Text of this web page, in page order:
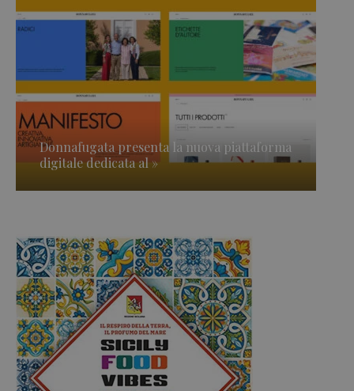
Donnafugata presenta la nuova piattaforma
digitale dedicata al »